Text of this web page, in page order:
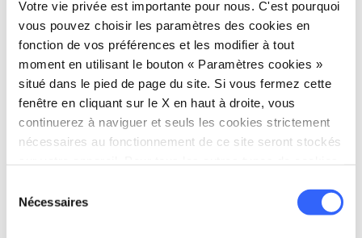
Votre vie privée est importante pour nous. C'est pourquoi
vous pouvez choisir les paramètres des cookies en
fonction de vos préférences et les modifier à tout
moment en utilisant le bouton « Paramètres cookies »
situé dans le pied de page du site. Si vous fermez cette
fenêtre en cliquant sur le X en haut à droite, vous
continuerez à naviguer et seuls les cookies strictement
nécessaires au fonctionnement de ce site seront stockés
Nécessaires
directions Directions
Informations
home Où
Radicondoli
schedule Quand